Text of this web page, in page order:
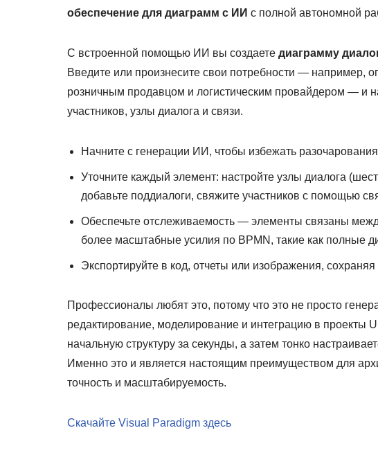
обеспечение для диаграмм с ИИ с полной автономной
С встроенной помощью ИИ вы создаете диаграмму
Введите или произнесите свои потребности — например,
розничным продавцом и логистическим провайдером — и
участников, узлы диалога и связи.
Начните с генерации ИИ, чтобы избежать разочарования
Уточните каждый элемент: настройте узлы диалога
добавьте поддиалоги, свяжите участников с помощью
Обеспечьте отслеживаемость — элементы связаны
более масштабные усилия по BPMN, такие как полные
Экспортируйте в код, отчеты или изображения,
Профессионалы любят это, потому что это не просто
редактирование, моделирование и интеграцию в проекты
начальную структуру за секунды, а затем тонко
Именно это и является настоящим преимуществом для
точность и масштабируемость.
Скачайте Visual Paradigm здесь